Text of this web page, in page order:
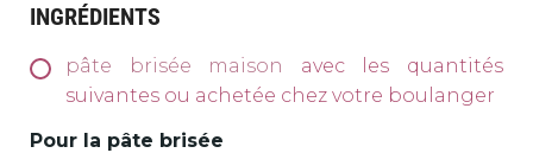
INGRÉDIENTS
pâte brisée maison
avec les quantités
suivantes ou achetée chez votre boulanger
Pour la pâte brisée